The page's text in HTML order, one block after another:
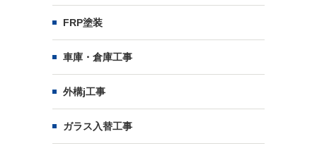
FRP塗装
車庫・倉庫工事
外構j工事
ガラス入替工事